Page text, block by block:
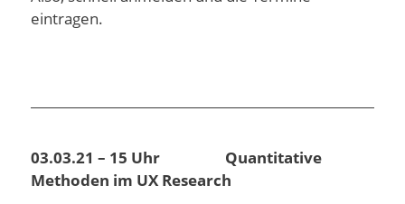
eintragen.
03.03.21 – 15 Uhr Quantitative
Methoden im UX Research